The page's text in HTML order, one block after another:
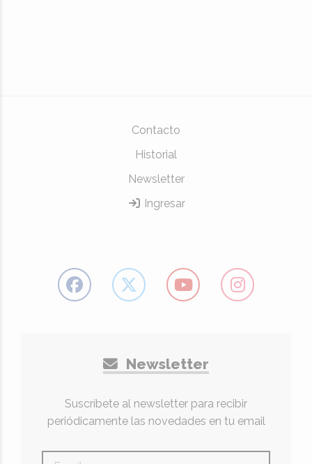
Contacto
Historial
Newsletter
Ingresar
Newsletter
Suscríbete al newsletter para recibir
periódicamente las novedades en tu email